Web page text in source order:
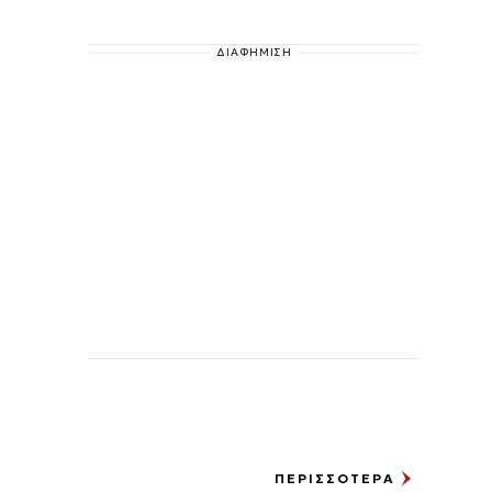
ΔΙΑΦΗΜΙΣΗ
ΠΕΡΙΣΣΟΤΕΡΑ